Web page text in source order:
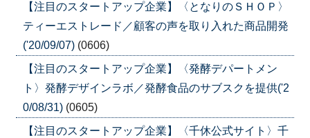
【注目のスタートアップ企業】〈となりのＳＨＯＰ〉
ティーエストレード／顧客の声を取り入れた商品開発
('20/09/07) (0606)
【注目のスタートアップ企業】〈発酵デパートメン
ト〉発酵デザインラボ／発酵食品のサブスクを提供('2
0/08/31) (0605)
【注目のスタートアップ企業】〈千休公式サイト〉千